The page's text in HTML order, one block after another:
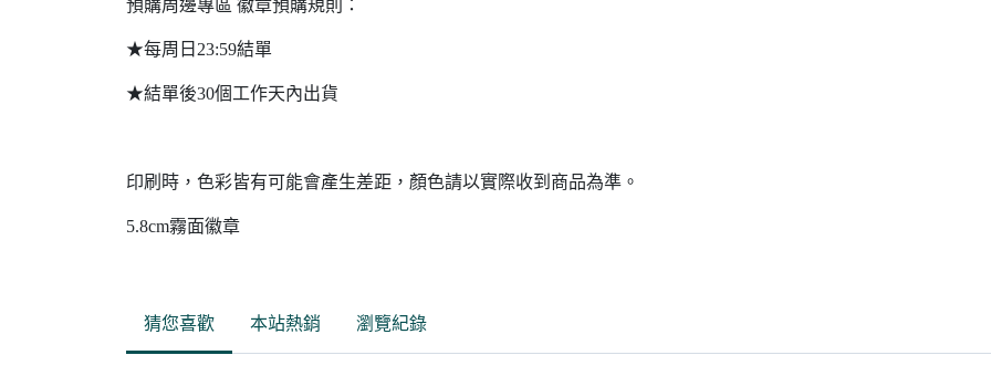
預購周邊專區 徽章預購規則：
★每周日23:59結單
★結單後30個工作天內出貨
印刷時，色彩皆有可能會產生差距，顏色請以實際收到商品為準。
5.8cm霧面徽章
猜您喜歡 本站熱銷 瀏覽紀錄